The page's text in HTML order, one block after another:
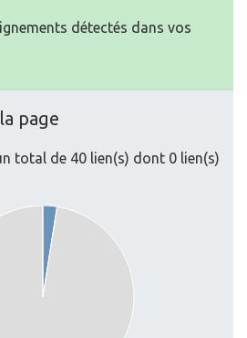
détectés dans vos
page
total de 40 lien(s) dont 0 lien(s)